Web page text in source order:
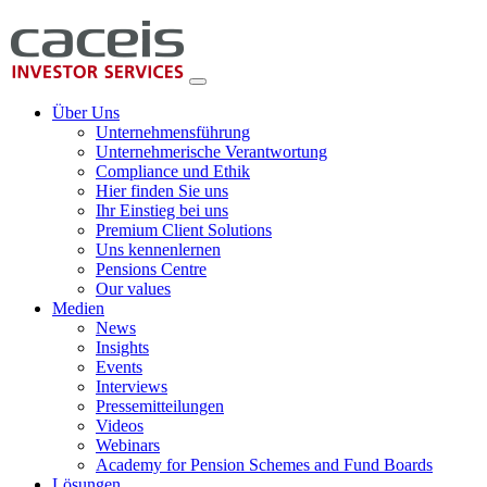
Über Uns
Unternehmensführung
Unternehmerische Verantwortung
Compliance und Ethik
Hier finden Sie uns
Ihr Einstieg bei uns
Premium Client Solutions
Uns kennenlernen
Pensions Centre
Our values
Medien
News
Insights
Events
Interviews
Pressemitteilungen
Videos
Webinars
Academy for Pension Schemes and Fund Boards